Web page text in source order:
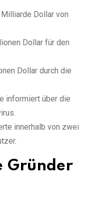
Dollar von
Dollar für den
Dollar durch die
informiert über die
innerhalb von zwei
Gründer